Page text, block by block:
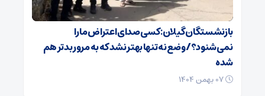
بازنشستگان گیلان: کسی صدای اعتراض ما را
نمی‌شنود؟/ وضع نه تنها بهتر نشد که به مرور بدتر هم
شده